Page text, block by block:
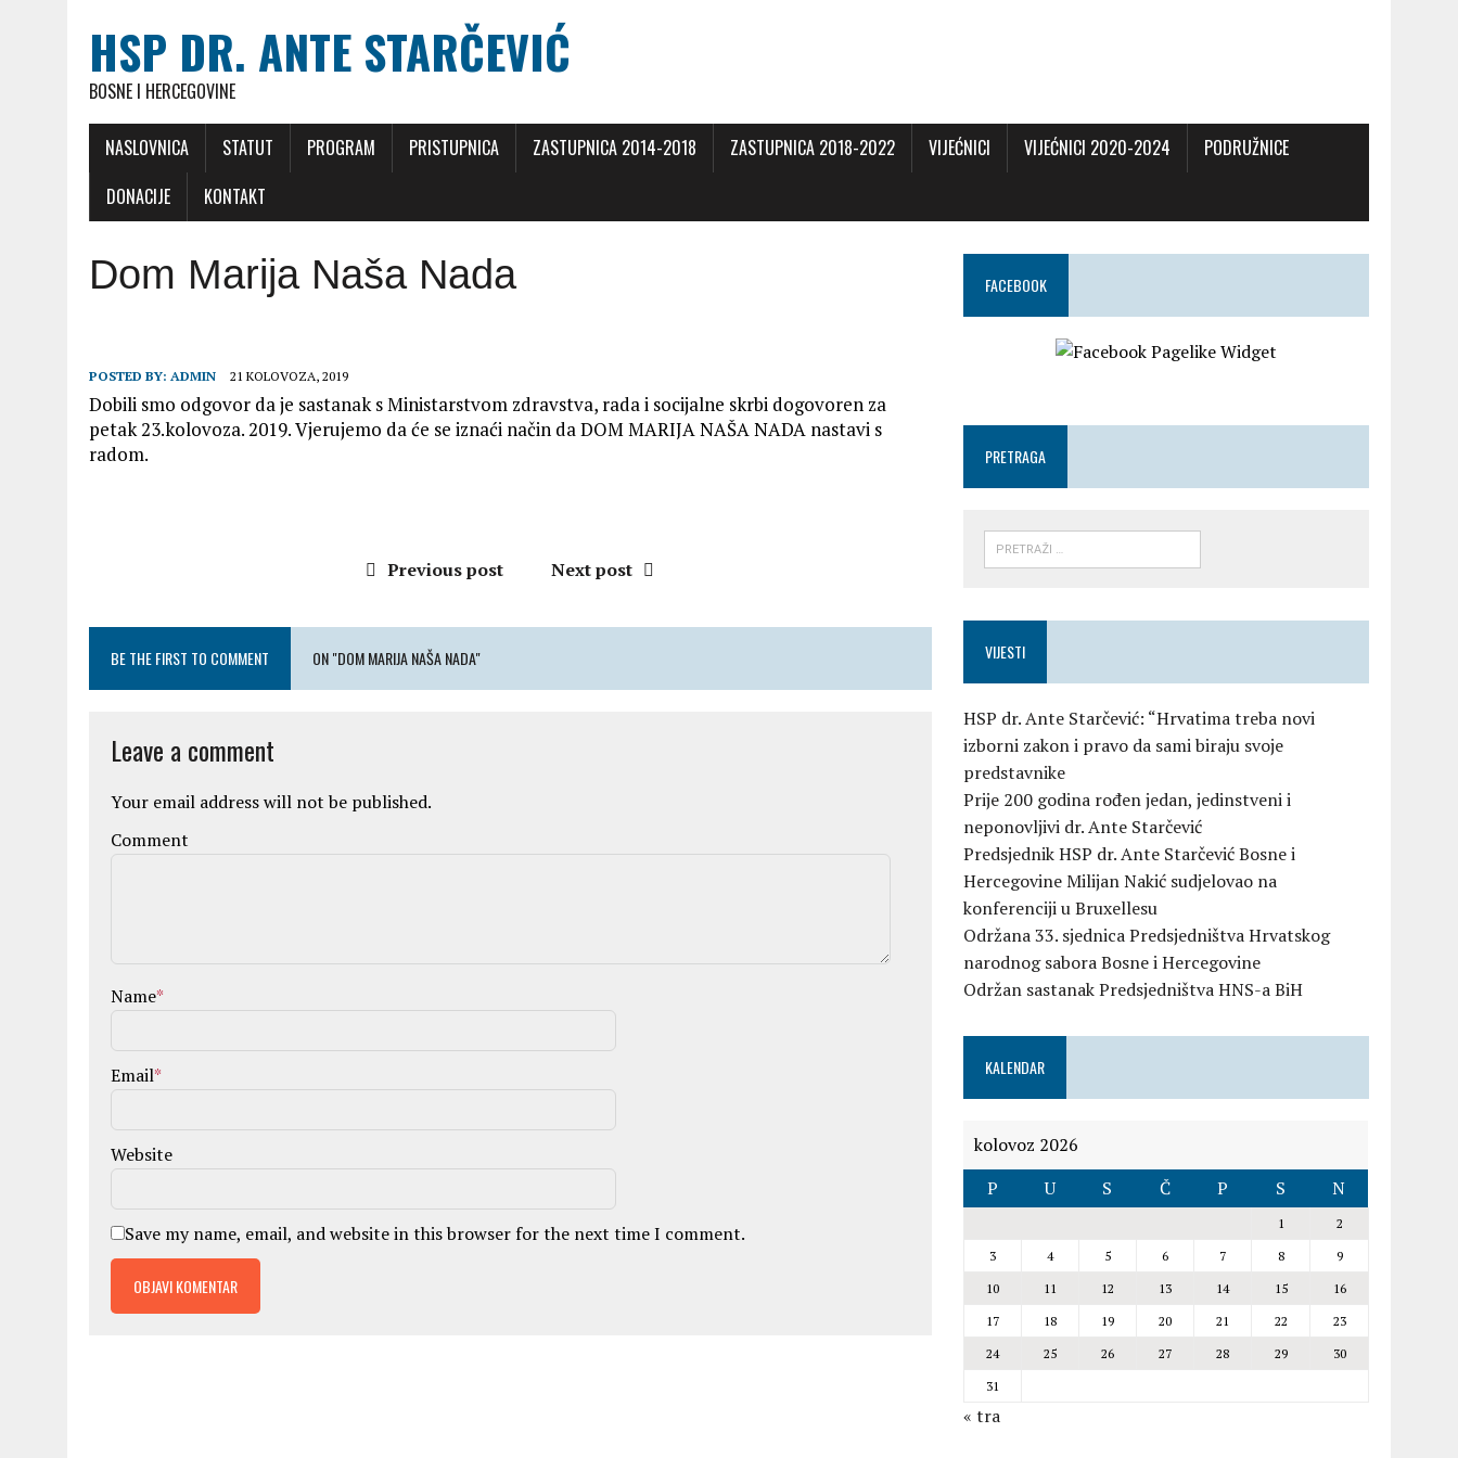
HSP DR. ANTE STARČEVIĆ
BOSNE I HERCEGOVINE
NASLOVNICA STATUT PROGRAM PRISTUPNICA ZASTUPNICA 2014-2018 ZASTUPNICA 2018-2022 VIJEĆNICI VIJEĆNICI 2020-2024
PODRUŽNICE
DONACIJE
KONTAKT
Dom Marija Naša Nada
POSTED BY: ADMIN 21 KOLOVOZA, 2019
Dobili smo odgovor da je sastanak s Ministarstvom zdravstva, rada i socijalne skrbi dogovoren za
petak 23.kolovoza. 2019. Vjerujemo da će se iznaći način da DOM MARIJA NAŠA NADA nastavi s
radom.
Previous post Next post
BE THE FIRST TO COMMENT ON "DOM MARIJA NAŠA NADA"
Leave a comment
Your email address will not be published.
Comment
Name*
Email*
Website
Save my name, email, and website in this browser for the next time I comment.
FACEBOOK
PRETRAGA
VIJESTI
HSP dr. Ante Starčević: “Hrvatima treba novi
izborni zakon i pravo da sami biraju svoje
predstavnike
Prije 200 godina rođen jedan, jedinstveni i
neponovljivi dr. Ante Starčević
Predsjednik HSP dr. Ante Starčević Bosne i
Hercegovine Milijan Nakić sudjelovao na
konferenciji u Bruxellesu
Održana 33. sjednica Predsjedništva Hrvatskog
narodnog sabora Bosne i Hercegovine
Održan sastanak Predsjedništva HNS-a BiH
KALENDAR
kolovoz 2026
P
U S Č P S N
1
2
3
4 5 6 7 8
9
10
11 12 13 14 15
16
17
18 19 20 21 22
23
24
25 26 27 28 29
30
31
« tra